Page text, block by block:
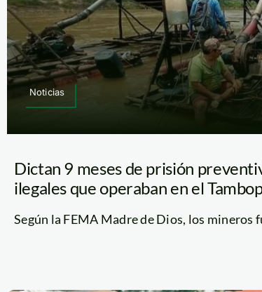
Noticias
Dictan 9 meses de prisión
ilegales que operaban en el
Según la FEMA Madre de Dios, los mineros